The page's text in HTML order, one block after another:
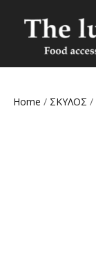
Home / ΣΚΥΛΟΣ /